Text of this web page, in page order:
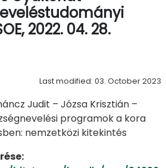
2022. 04. 28.
Last modified: 03. October 2023
Judit – Józsa Krisztián –
programok a kora
nemzetközi kitekintés